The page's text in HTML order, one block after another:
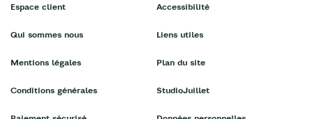
Espace client
Qui sommes nous
Mentions légales
Conditions générales
Accessibilité
Liens utiles
Plan du site
StudioJuillet